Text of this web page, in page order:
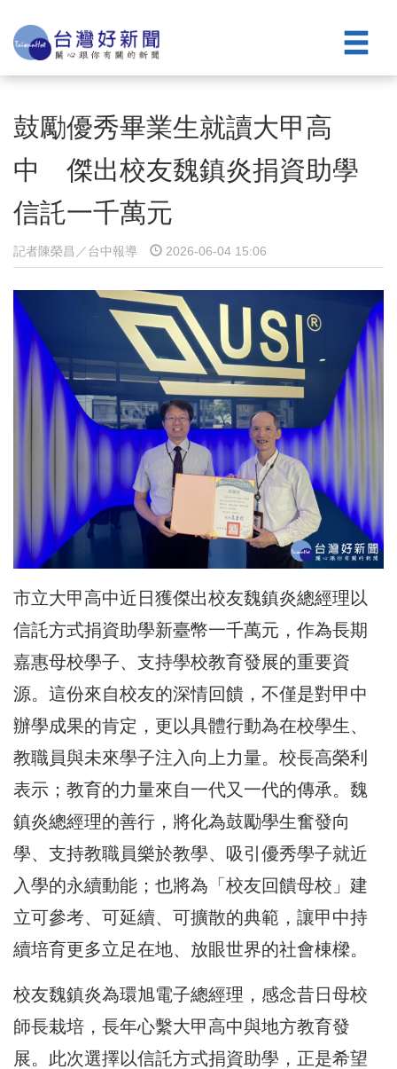
鼓勵優秀畢業生就讀大甲高
中 傑出校友魏鎮炎捐資助學
信託一千萬元
記者陳榮昌／台中報導 2026-06-04 15:06
市立大甲高中近日獲傑出校友魏鎮炎總經理以
信託方式捐資助學新臺幣一千萬元，作為長期
嘉惠母校學子、支持學校教育發展的重要資
源。這份來自校友的深情回饋，不僅是對甲中
辦學成果的肯定，更以具體行動為在校學生、
教職員與未來學子注入向上力量。校長高榮利
表示；教育的力量來自一代又一代的傳承。魏
鎮炎總經理的善行，將化為鼓勵學生奮發向
學、支持教職員樂於教學、吸引優秀學子就近
入學的永續動能；也將為「校友回饋母校」建
立可參考、可延續、可擴散的典範，讓甲中持
續培育更多立足在地、放眼世界的社會棟樑。
校友魏鎮炎為環旭電子總經理，感念昔日母校
師長栽培，長年心繫大甲高中與地方教育發
展。此次選擇以信託方式捐資助學，正是希望